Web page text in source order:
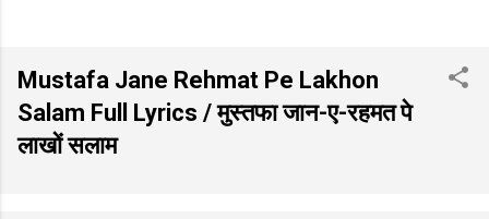
Mustafa Jane Rehmat Pe Lakhon
Salam Full Lyrics / मुस्तफा जान-ए-रहमत पे
लाखों सलाम